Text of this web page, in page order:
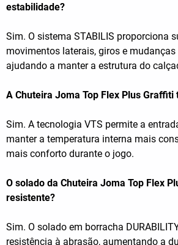
estabilidade?
Sim. O sistema STABILIS proporciona
movimentos laterais, giros e
ajudando a manter a estrutura do
A Chuteira Joma Top Flex Plus
Sim. A tecnologia VTS permite a
manter a temperatura interna mais
mais conforto durante o jogo.
O solado da Chuteira Joma Top Flex
resistente?
Sim. O solado em borracha
resistência à abrasão, aumentando a